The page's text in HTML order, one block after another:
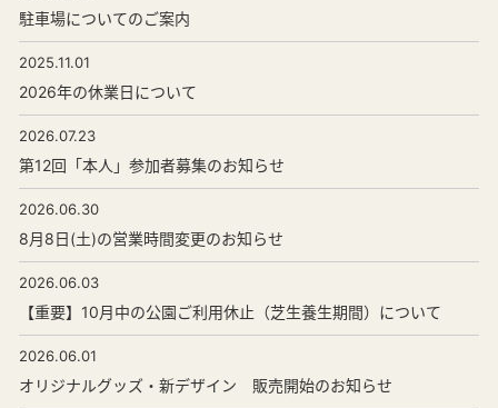
駐車場についてのご案内
2025.11.01
2026年の休業日について
2026.07.23
第12回「本人」参加者募集のお知らせ
2026.06.30
8月8日(土)の営業時間変更のお知らせ
2026.06.03
【重要】10月中の公園ご利用休止（芝生養生期間）について
2026.06.01
オリジナルグッズ・新デザイン 販売開始のお知らせ